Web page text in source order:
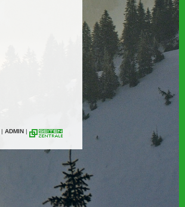
| ADMIN |